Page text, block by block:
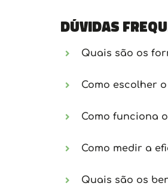
Dúvidas
Quais são os
Como escolher
Como funciona
Como medir a
Quais são os